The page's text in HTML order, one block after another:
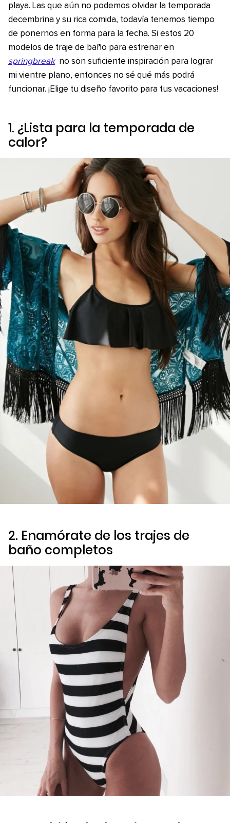
playa. Las que aún no podemos olvidar la temporada
decembrina y su rica comida, todavía tenemos tiempo
de ponernos en forma para la fecha. Si estos 20
modelos de traje de baño para estrenar en
springbreak no son suficiente inspiración para lograr
mi vientre plano, entonces no sé qué más podrá
funcionar. ¡Elige tu diseño favorito para tus vacaciones!
1. ¿Lista para la temporada de
calor?
2. Enamórate de los trajes de
baño completos